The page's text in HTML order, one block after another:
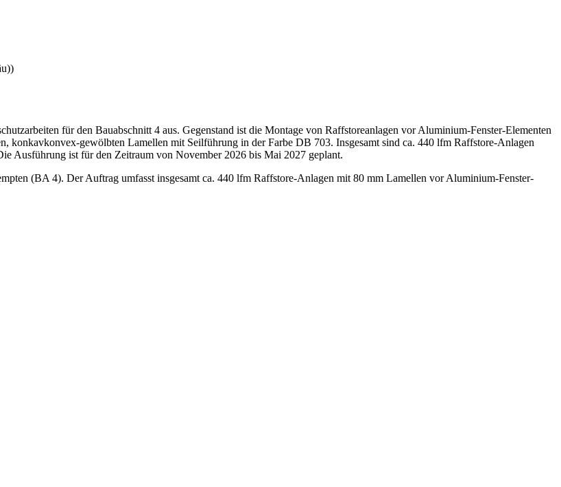
für den Bauabschnitt 4 aus. Gegenstand ist die Montage von Raffstoreanlagen vor Aluminium-Fenster-Elementen
konkavkonvex-gewölbten Lamellen mit Seilführung in der Farbe DB 703. Insgesamt sind ca. 440 lfm Raffstore-Anlagen
Ausführung ist für den Zeitraum von November 2026 bis Mai 2027 geplant.
(BA 4). Der Auftrag umfasst insgesamt ca. 440 lfm Raffstore-Anlagen mit 80 mm Lamellen vor Aluminium-Fenster-